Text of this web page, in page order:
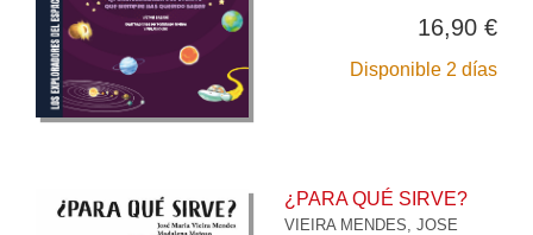
16,90 €
Disponible 2 días
¿PARA QUÉ SIRVE?
VIEIRA MENDES, JOSE